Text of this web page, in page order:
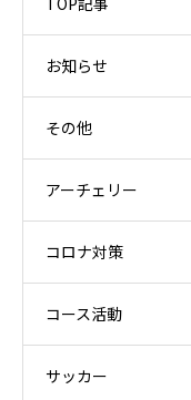
お知らせ
その他
アーチェリー
コロナ対策
コース活動
サッカー